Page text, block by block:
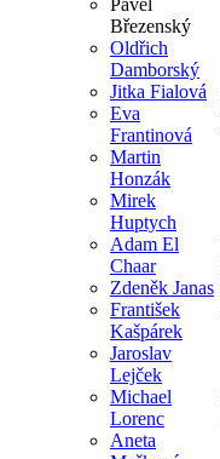
Březenský
Oldřich
Damborský
Jitka Fialová
Eva
Frantinová
Martin
Honzák
Mirek
Huptych
Adam El
Chaar
Zdeněk Janas
František
Kašpárek
Jaroslav
Lejček
Michael
Lorenc
Aneta